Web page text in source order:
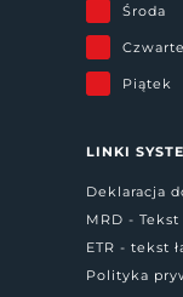
Środa
Piątek
LINKI
Deklaracja
MRD -
ETR - tekst
Polityka